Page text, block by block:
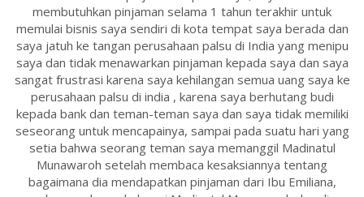
membutuhkan pinjaman selama 1 tahun terakhir untuk
memulai bisnis saya sendiri di kota tempat saya berada dan
saya jatuh ke tangan perusahaan palsu di India yang menipu
saya dan tidak menawarkan pinjaman kepada saya dan saya
sangat frustrasi karena saya kehilangan semua uang saya ke
perusahaan palsu di india , karena saya berhutang budi
kepada bank dan teman-teman saya dan saya tidak memiliki
seseorang untuk mencapainya, sampai pada suatu hari yang
setia bahwa seorang teman saya memanggil Madinatul
Munawaroh setelah membaca kesaksiannya tentang
bagaimana dia mendapatkan pinjaman dari Ibu Emiliana,